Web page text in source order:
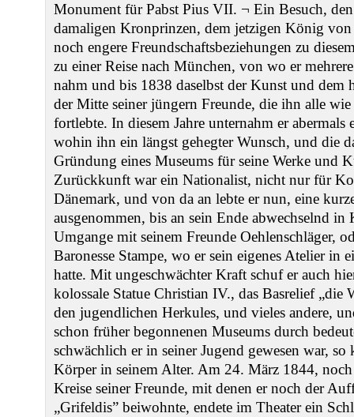
Monument für Pabst Pius VII. ¬ Ein Besuch,
damaligen Kronprinzen, dem jetzigen König
noch engere Freundschaftsbeziehungen zu
zu einer Reise nach München, von wo er
nahm und bis 1838 daselbst der Kunst und dem
der Mitte seiner jüngern Freunde, die ihn alle
fortlebte. In diesem Jahre unternahm er abermals
wohin ihn ein längst gehegter Wunsch, und die
Gründung eines Museums für seine Werke und
Zurückkunft war ein Nationalist, nicht nur für
Dänemark, und von da an lebte er nun, eine
ausgenommen, bis an sein Ende abwechselnd in
Umgange mit seinem Freunde Oehlenschläger,
Baronesse Stampe, wo er sein eigenes Atelier in
hatte. Mit ungeschwächter Kraft schuf er auch
kolossale Statue Christian IV., das Basrelief „die
den jugendlichen Herkules, und vieles andere,
schon früher begonnenen Museums durch
schwächlich er in seiner Jugend gewesen war,
Körper in seinem Alter. Am 24. März 1844,
Kreise seiner Freunde, mit denen er noch der
„Grifeldis” beiwohnte, endete im Theater ein